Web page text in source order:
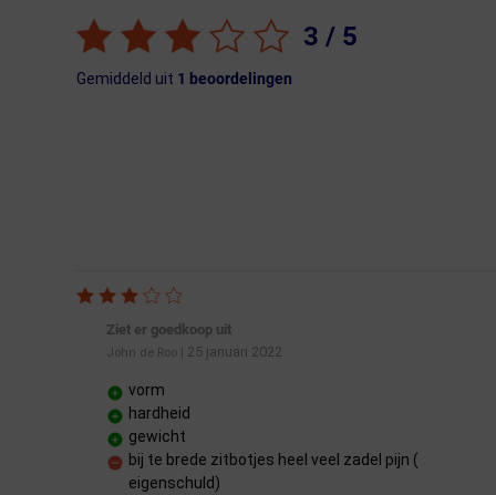
3 / 5
Gemiddeld uit 1 beoordelingen
Ziet er goedkoop uit
John de Roo| 25 januari 2022
vorm
hardheid
gewicht
bij te brede zitbotjes heel veel zadel pijn (
eigenschuld)